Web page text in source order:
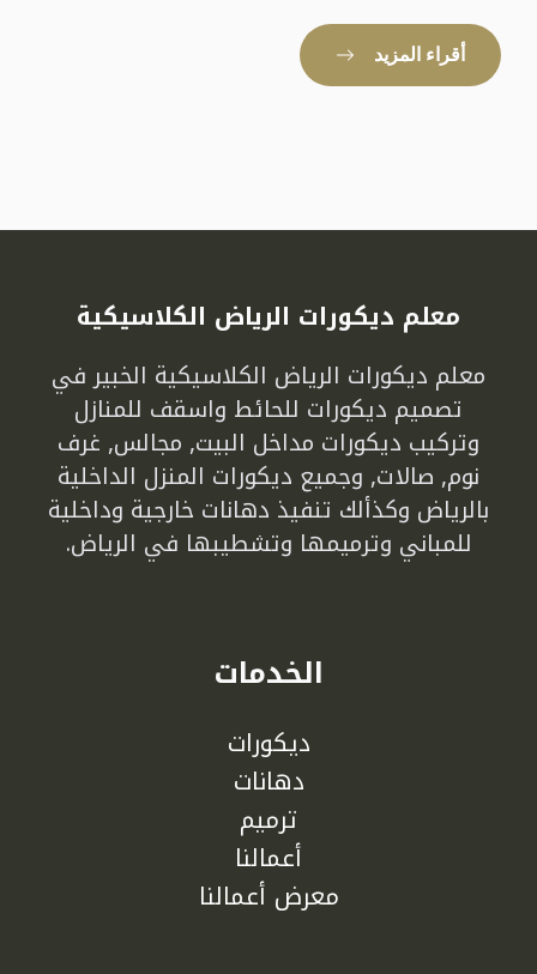
أقراء المزيد
معلم ديكورات الرياض الكلاسيكية
معلم ديكورات الرياض الكلاسيكية الخبير في
تصميم ديكورات للحائط واسقف للمنازل
وتركيب ديكورات مداخل البيت, مجالس, غرف
نوم, صالات, وجميع ديكورات المنزل الداخلية
بالرياض وكذألك تنفيذ دهانات خارجية وداخلية
للمباني وترميمها وتشطيبها في الرياض.
الخدمات
ديكورات
دهانات
ترميم
أعمالنا
معرض أعمالنا